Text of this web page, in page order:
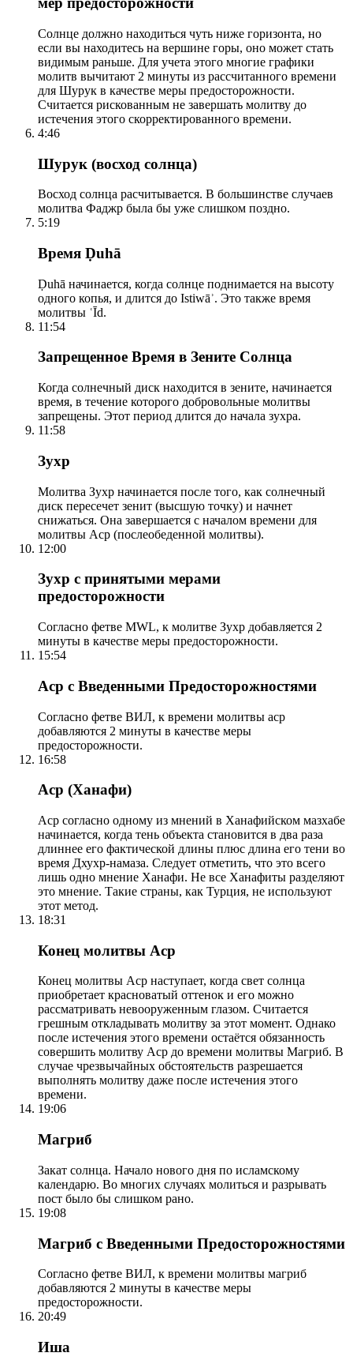
Солнце должно находиться чуть ниже горизонта, но
если вы находитесь на вершине горы, оно может стать
видимым раньше. Для учета этого многие графики
молитв вычитают 2 минуты из рассчитанного времени
для Шурук в качестве меры предосторожности.
Считается рискованным не завершать молитву до
истечения этого скорректированного времени.
4:46
Шурук (восход солнца)
Восход солнца расчитывается. В большинстве случаев
молитва Фаджр была бы уже слишком поздно.
5:19
Время Ḍuhā
Ḍuhā начинается, когда солнце поднимается на высоту
одного копья, и длится до Istiwāʾ. Это также время
молитвы ʿĪd.
11:54
Запрещенное Время в Зените Солнца
Когда солнечный диск находится в зените, начинается
время, в течение которого добровольные молитвы
запрещены. Этот период длится до начала зухра.
11:58
Зухр
Молитва Зухр начинается после того, как солнечный
диск пересечет зенит (высшую точку) и начнет
снижаться. Она завершается с началом времени для
молитвы Аср (послеобеденной молитвы).
12:00
Зухр с принятыми мерами
предосторожности
Согласно фетве MWL, к молитве Зухр добавляется 2
минуты в качестве меры предосторожности.
15:54
Аср с Введенными Предосторожностями
Согласно фетве ВИЛ, к времени молитвы аср
добавляются 2 минуты в качестве меры
предосторожности.
16:58
Аср (Ханафи)
Аср согласно одному из мнений в Ханафийском мазхабе
начинается, когда тень объекта становится в два раза
длиннее его фактической длины плюс длина его тени во
время Дхухр-намаза. Следует отметить, что это всего
лишь одно мнение Ханафи. Не все Ханафиты разделяют
это мнение. Такие страны, как Турция, не используют
этот метод.
18:31
Конец молитвы Аср
Конец молитвы Аср наступает, когда свет солнца
приобретает красноватый оттенок и его можно
рассматривать невооруженным глазом. Считается
грешным откладывать молитву за этот момент. Однако
после истечения этого времени остаётся обязанность
совершить молитву Аср до времени молитвы Магриб. В
случае чрезвычайных обстоятельств разрешается
выполнять молитву даже после истечения этого
времени.
19:06
Магриб
Закат солнца. Начало нового дня по исламскому
календарю. Во многих случаях молиться и разрывать
пост было бы слишком рано.
19:08
Магриб с Введенными Предосторожностями
Согласно фетве ВИЛ, к времени молитвы магриб
добавляются 2 минуты в качестве меры
предосторожности.
20:49
Иша